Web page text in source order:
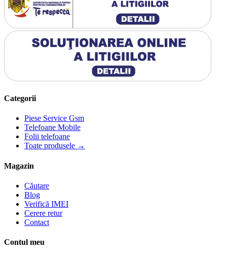
Categorii
Piese Service Gsm
Telefoane Mobile
Folii telefoane
Toate produsele →
Magazin
Căutare
Blog
Verifică IMEI
Cerere retur
Contact
Contul meu